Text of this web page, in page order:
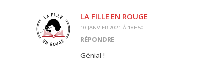
LA FILLE EN ROUGE
10 JANVIER 2021 À 18H50
RÉPONDRE
Génial !